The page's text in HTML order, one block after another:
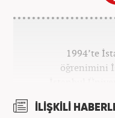
1994’te
öğrenimini
İstanbul
2017’den
İLİŞKİLİ